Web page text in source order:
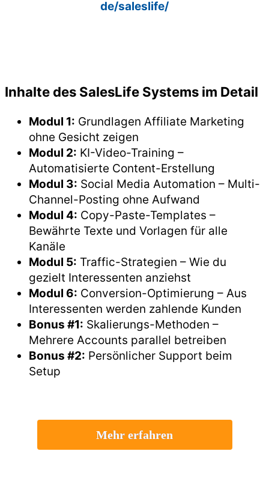
de/saleslife/
Inhalte des SalesLife Systems im Detail
Modul 1: Grundlagen Affiliate Marketing
ohne Gesicht zeigen
Modul 2: KI-Video-Training –
Automatisierte Content-Erstellung
Modul 3: Social Media Automation – Multi-
Channel-Posting ohne Aufwand
Modul 4: Copy-Paste-Templates –
Bewährte Texte und Vorlagen für alle
Kanäle
Modul 5: Traffic-Strategien – Wie du
gezielt Interessenten anziehst
Modul 6: Conversion-Optimierung – Aus
Interessenten werden zahlende Kunden
Bonus #1: Skalierungs-Methoden –
Mehrere Accounts parallel betreiben
Bonus #2: Persönlicher Support beim
Setup
Mehr erfahren